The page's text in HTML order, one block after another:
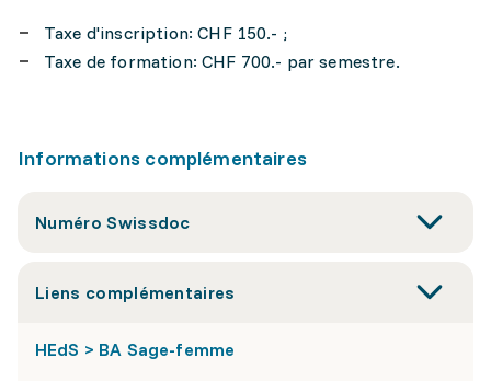
Taxe d'inscription: CHF 150.- ;
Taxe de formation: CHF 700.- par semestre.
Informations complémentaires
Numéro Swissdoc
Liens complémentaires
HEdS > BA Sage-femme